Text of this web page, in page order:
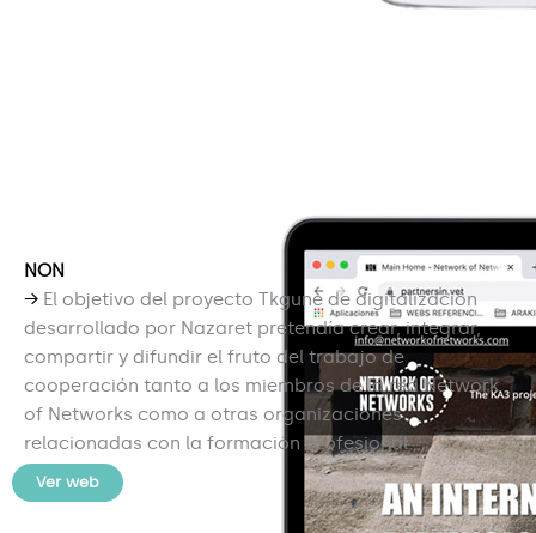
NON
→ El objetivo del proyecto Tkgune de digitalización
desarrollado por Nazaret pretendía crear, integrar,
compartir y difundir el fruto del trabajo de
cooperación tanto a los miembros de la red Network
of Networks como a otras organizaciones
relacionadas con la formación profesional.
Ver web